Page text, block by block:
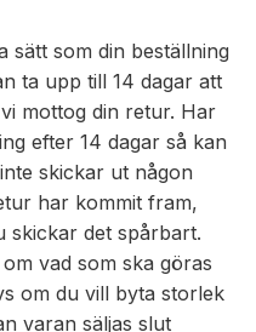
sätt som din beställning
ta upp till 14 dagar att
mottog din retur. Har
efter 14 dagar så kan
skickar ut någon
har kommit fram,
skickar det spårbart.
vad som ska göras
om du vill byta storlek
varan säljas slut